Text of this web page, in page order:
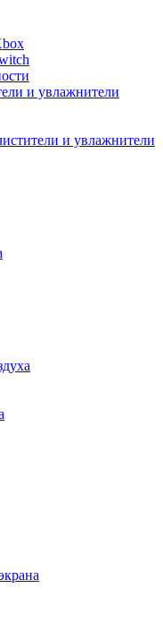
и увлажнители
и увлажнители